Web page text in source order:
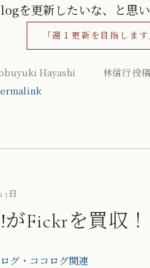
を更新したいな、と思い
「週１更新を目指しま
Hayashi 林信行 投稿
日
がFickrを買収！
グ・ココログ関連